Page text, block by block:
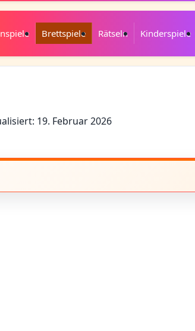
Brettspiele Rätseln Kinderspiele
19. Februar 2026